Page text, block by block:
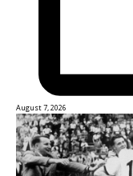
August 7, 2026